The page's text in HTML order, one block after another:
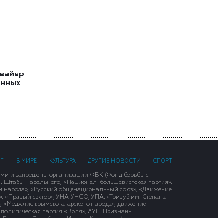
В МИРЕ КУЛЬТУРА ДРУГИЕ НОВОСТИ СПОРТ
и запрещены организации ФБК (Фонд борьбы с
Штабы Навального, «Национал-большевистская партия»,
народа», «Русский общенациональный союз», «Движение
«Правый сектор», УНА-УНСО, УПА, «Тризуб им. Степана
крымскотатарского народа», движение
политическая партия «Воля», АУЕ. Признаны